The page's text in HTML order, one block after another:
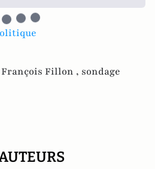
François Fillon , sondage